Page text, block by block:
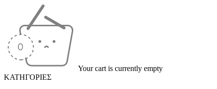
Your cart is currently empty
ΚΑΤΗΓΟΡΙΕΣ